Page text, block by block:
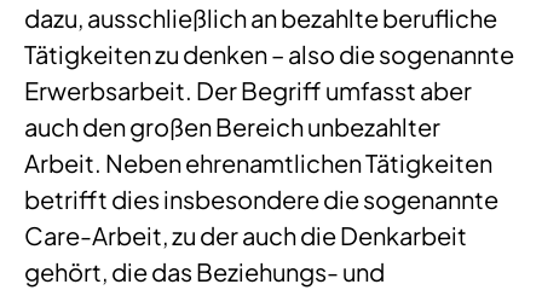
dazu, ausschließlich an bezahlte berufliche
Tätigkeiten zu denken – also die sogenannte
Erwerbsarbeit. Der Begriff umfasst aber
auch den großen Bereich unbezahlter
Arbeit. Neben ehrenamtlichen Tätigkeiten
betrifft dies insbesondere die sogenannte
Care-Arbeit, zu der auch die Denkarbeit
gehört, die das Beziehungs- und